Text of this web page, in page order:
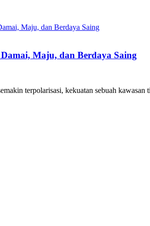
Maju, dan Berdaya Saing
terpolarisasi, kekuatan sebuah